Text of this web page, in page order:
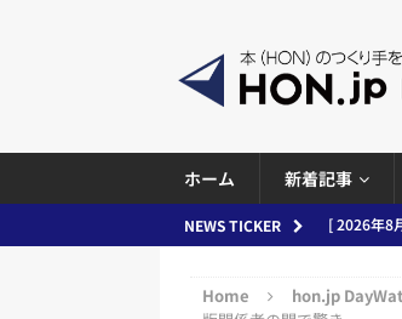
ホーム 新着記事
NEWS TICKER [ 2026年8
[ 2026年8
Home hon.jp